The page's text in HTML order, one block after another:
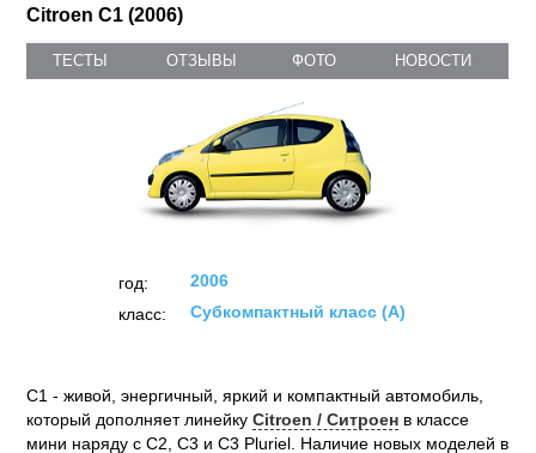
Citroen C1 (2006)
ТЕСТЫ ОТЗЫВЫ ФОТО НОВОСТИ
год:
2006
класс:
Субкомпактный класс (А)
C1 - живой, энергичный, яркий и компактный автомобиль,
который дополняет линейкуCitroen / Ситроен в классе